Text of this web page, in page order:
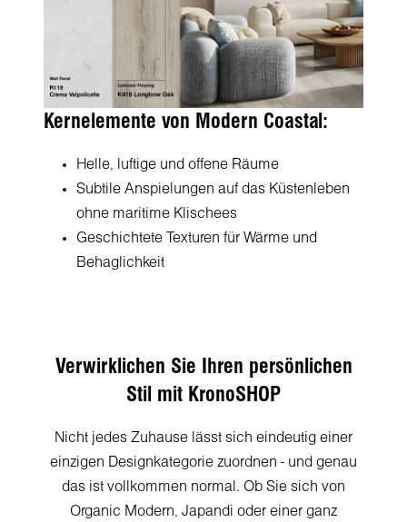
Kernelemente von Modern Coastal:
Helle, luftige und offene Räume
Subtile Anspielungen auf das Küstenleben
ohne maritime Klischees
Geschichtete Texturen für Wärme und
Behaglichkeit
Verwirklichen Sie Ihren persönlichen
Stil mit KronoSHOP
Nicht jedes Zuhause lässt sich eindeutig einer
einzigen Designkategorie zuordnen - und genau
das ist vollkommen normal. Ob Sie sich von
Organic Modern, Japandi oder einer ganz